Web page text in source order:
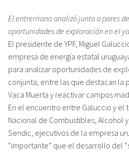
El entrerriano analizó junto a pares
oportunidades de exploración en el
El presidente de YPF, Miguel
empresa de energía estatal
para analizar oportunidades de
conjunta, entre las que destacan la
Vaca Muerta y reactivar campos
En el encuentro entre Galuccio y el
Nacional de Combustibles, Alcohol y
Sendic, ejecutivos de la empresa
“importante” que el desarrollo del